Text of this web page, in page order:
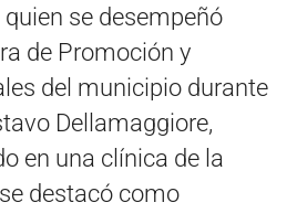
se desempeñó
de Promoción y
del municipio durante
Dellamaggiore,
en una clínica de la
destacó como